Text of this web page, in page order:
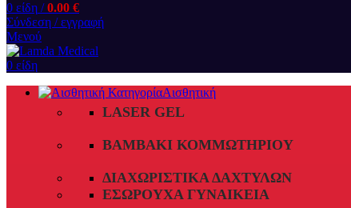
0 είδη / 0.00 €
Σύνδεση / εγγραφή
Μενού
0 είδη
Αισθητική
LASER GEL
ΒΑΜΒΆΚΙ ΚΟΜΜΩΤΗΡΊΟΥ
ΔΙΑΧΩΡΙΣΤΙΚΆ ΔΑΧΤΎΛΩΝ
ΕΣΏΡΟΥΧΑ ΓΥΝΑΙΚΕΊΑ